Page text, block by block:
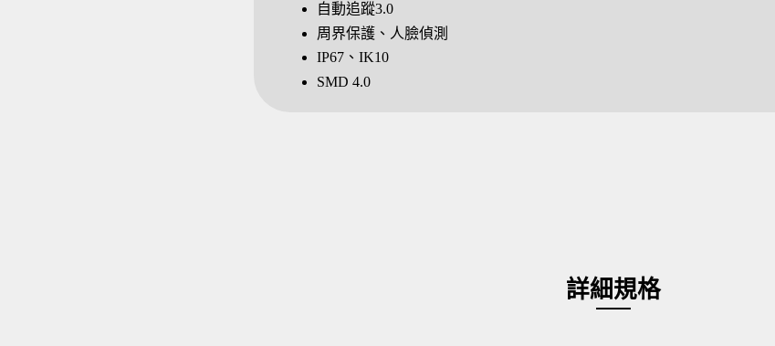
自動追蹤3.0
周界保護、人臉偵測
IP67、IK10
SMD 4.0
詳細規格